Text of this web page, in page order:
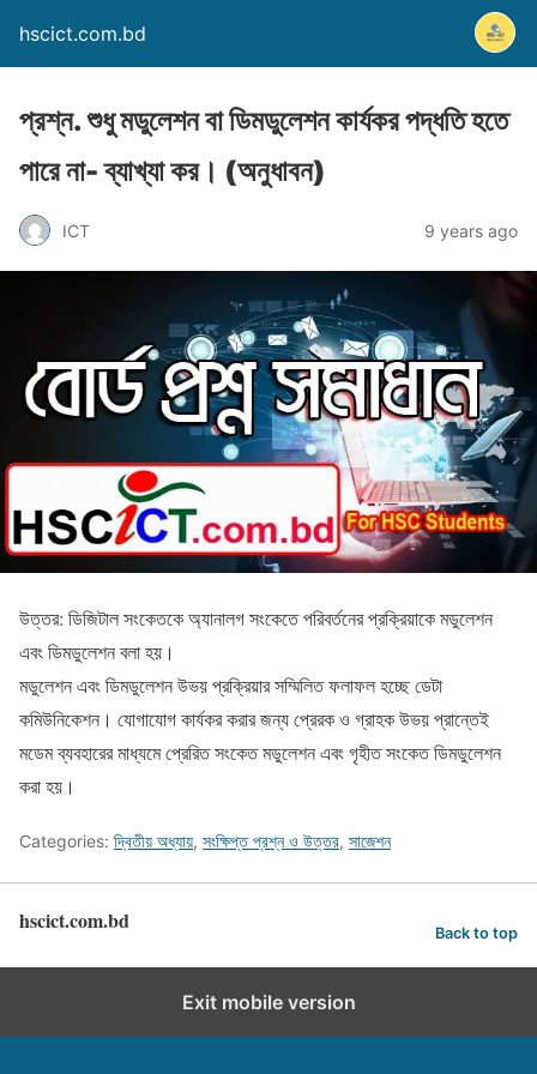
hscict.com.bd
প্রশ্ন. শুধু মডুলেশন বা ডিমডুলেশন কার্যকর পদ্ধতি হতে
পারে না- ব্যাখ্যা কর। (অনুধাবন)
ICT 9 years ago
উত্তর: ডিজিটাল সংকেতকে অ্যানালগ সংকেতে পরিবর্তনের প্রক্রিয়াকে মডুলেশন
এবং ডিমডুলেশন বলা হয়।
মডুলেশন এবং ডিমডুলেশন উভয় প্রক্রিয়ার সম্মিলিত ফলাফল হচ্ছে ডেটা
কমিউনিকেশন। যোগাযোগ কার্যকর করার জন্য প্রেরক ও গ্রাহক উভয় প্রান্তেই
মডেম ব্যবহারের মাধ্যমে প্রেরিত সংকেত মডুলেশন এবং গৃহীত সংকেত ডিমডুলেশন
করা হয়।
Categories: দ্বিতীয় অধ্যায়, সংক্ষিপ্ত প্রশ্ন ও উত্তর, সাজেশন
hscict.com.bd Back to top
Exit mobile version